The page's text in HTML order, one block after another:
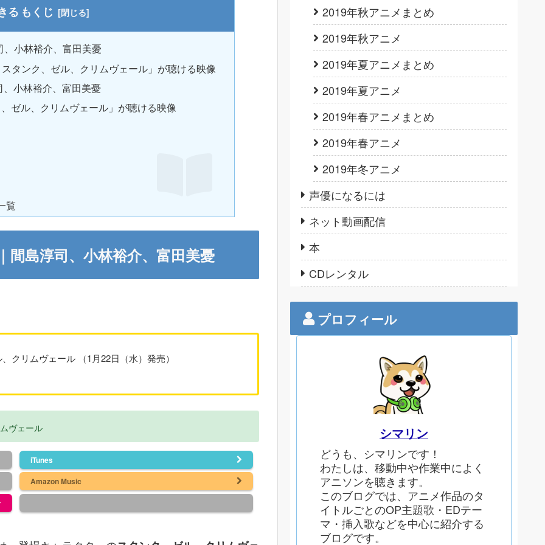
もくじ
小林裕介、富田美憂
タンク、ゼル、クリムヴェール」が聴ける映像
小林裕介、富田美憂
ゼル、クリムヴェール」が聴ける映像
覧
島淳司、小林裕介、富田美憂
クリムヴェール （1月22日（水）発売）
ヴェール
iTunes
Amazon Music
2019年秋アニメまとめ
2019年秋アニメ
2019年夏アニメまとめ
2019年夏アニメ
2019年春アニメまとめ
2019年春アニメ
2019年冬アニメ
声優になるには
ネット動画配信
本
CDレンタル
プロフィール
シマリン
どうも、シマリンです！
わたしは、移動中や作業中によく
アニソンを聴きます。
このブログでは、アニメ作品のタ
イトルごとのOP主題歌・EDテー
マ・挿入歌などを中心に紹介する
ブログです。